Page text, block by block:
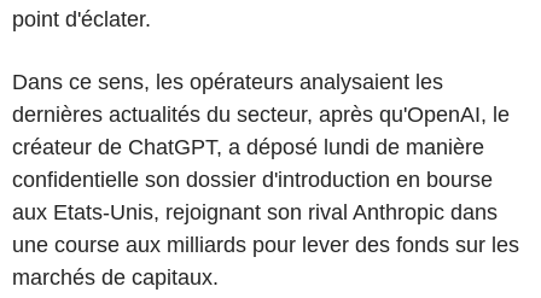
point d'éclater.
Dans ce sens, les opérateurs analysaient les
dernières actualités du secteur, après qu'OpenAI, le
créateur de ChatGPT, a déposé lundi de manière
confidentielle son dossier d'introduction en bourse
aux Etats-Unis, rejoignant son rival Anthropic dans
une course aux milliards pour lever des fonds sur les
marchés de capitaux.